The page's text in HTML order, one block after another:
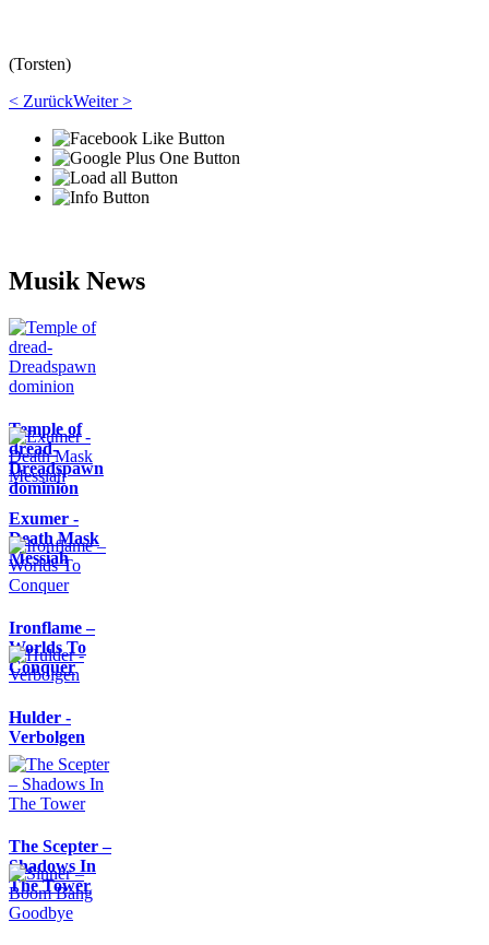
(Torsten)
< ZurückWeiter >
Musik News
Temple of
dread-
Dreadspawn
dominion
Exumer -
Death Mask
Messiah
Ironflame –
Worlds To
Conquer
Hulder -
Verbolgen
The Scepter –
Shadows In
The Tower